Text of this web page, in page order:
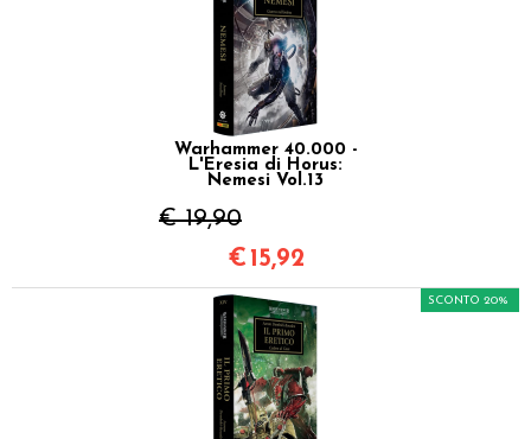
Warhammer 40.000 -
L'Eresia di Horus:
Nemesi Vol.13
€ 19,90
€ 15,92
SCONTO 20%